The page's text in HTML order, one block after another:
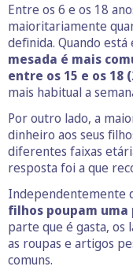
Entre os 6 e os 18
maioritariamente
definida. Quando
mesada é mais
entre os 15 e os 18
mais habitual a
Por outro lado, a
dinheiro aos seus
diferentes faixas
resposta foi a que
Independentemente
filhos poupam
parte que é gasta, os
as roupas e artigos
comuns.